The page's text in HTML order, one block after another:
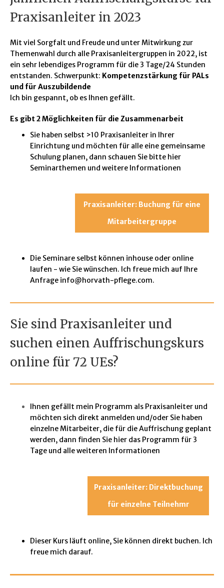
Praxisanleiter in 2023
Mit viel Sorgfalt und Freude und unter Mitwirkung zur
Themenwahl durch alle Praxisanleitergruppen in 2022, ist
ein sehr lebendiges Programm für die 3 Tage/24 Stunden
entstanden. Schwerpunkt: Kompetenzstärkung für PALs
und für Auszubildende
Ich bin gespannt, ob es Ihnen gefällt.
Es gibt 2 Möglichkeiten für die Zusammenarbeit
Sie haben selbst >10 Praxisanleiter in Ihrer
Einrichtung und möchten für alle eine gemeinsame
Schulung planen, dann schauen Sie bitte hier
Seminarthemen und weitere Informationen
Praxisanleiter: Buchung für eine
Mitarbeitergruppe
Die Seminare selbst können inhouse oder online
laufen - wie Sie wünschen. Ich freue mich auf Ihre
Anfrage info@horvath-pflege.com.
Sie sind Praxisanleiter und
suchen einen Auffrischungskurs
online für 72 UEs?
Ihnen gefällt mein Programm als Praxisanleiter und
möchten sich direkt anmelden und/oder Sie haben
einzelne Mitarbeiter, die für die Auffrischung geplant
werden, dann finden Sie hier das Programm für 3
Tage und alle weiteren Informationen
Praxisanleiter: Direktbuchung
für einzelne Teilnehmr
Dieser Kurs läuft online, Sie können direkt buchen. Ich
freue mich darauf.